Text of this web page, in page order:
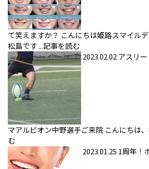
て笑えますか？ こんにちは姫路スマイル
松島です ...記事を読む
2023.02.02 アスリ
マアルビオン中野選手ご来院 こんにちは
む
2023.01.25 1周年！